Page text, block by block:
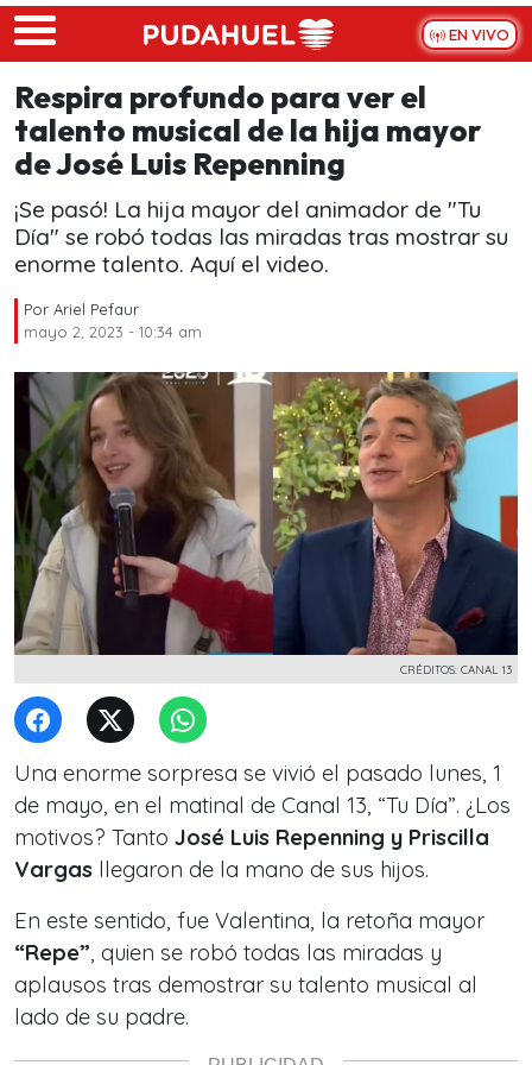
Skip to main content
EN VIVO
Respira profundo para ver el
talento musical de la hija mayor
de José Luis Repenning
¡Se pasó! La hija mayor del animador de "Tu
Día" se robó todas las miradas tras mostrar su
enorme talento. Aquí el video.
Por Ariel Pefaur
mayo 2, 2023 - 10:34 am
CRÉDITOS: CANAL 13
Una enorme sorpresa se vivió el pasado lunes, 1
de mayo, en el matinal de Canal 13, “Tu Día”. ¿Los
motivos? Tanto José Luis Repenning y Priscilla
Vargas llegaron de la mano de sus hijos.
En este sentido, fue Valentina, la retoña mayor
“Repe”, quien se robó todas las miradas y
aplausos tras demostrar su talento musical al
lado de su padre.